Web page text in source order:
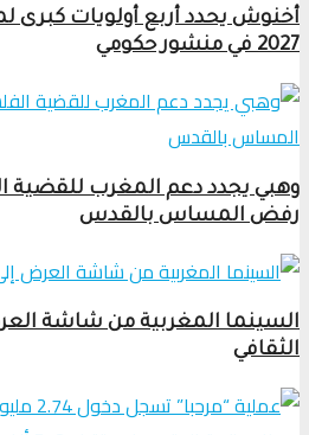
أخنوش يحدد أربع أولويات كبرى
2027 في منشور حكومي
وهبي يجدد دعم المغرب للقضية
رفض المساس بالقدس
السينما المغربية من شاشة
الثقافي